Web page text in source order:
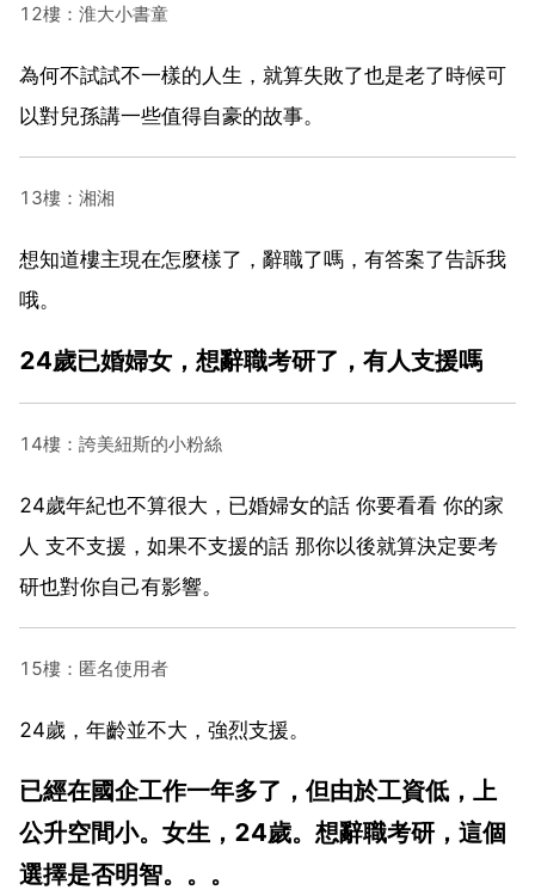
12樓：淮大小書童
為何不試試不一樣的人生，就算失敗了也是老了時候可
以對兒孫講一些值得自豪的故事。
13樓：湘湘
想知道樓主現在怎麼樣了，辭職了嗎，有答案了告訴我
哦。
24歲已婚婦女，想辭職考研了，有人支援嗎
14樓：誇美紐斯的小粉絲
24歲年紀也不算很大，已婚婦女的話 你要看看 你的家
人 支不支援，如果不支援的話 那你以後就算決定要考
研也對你自己有影響。
15樓：匿名使用者
24歲，年齡並不大，強烈支援。
已經在國企工作一年多了，但由於工資低，上
公升空間小。女生，24歲。想辭職考研，這個
選擇是否明智。。。